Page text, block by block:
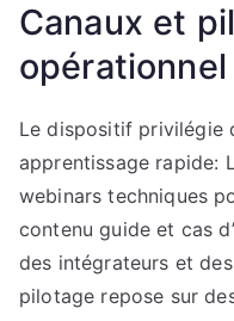
Canaux et
opérationnel
Le dispositif privilégie
apprentissage rapide:
webinars techniques
contenu guide et cas
des intégrateurs et
pilotage repose sur